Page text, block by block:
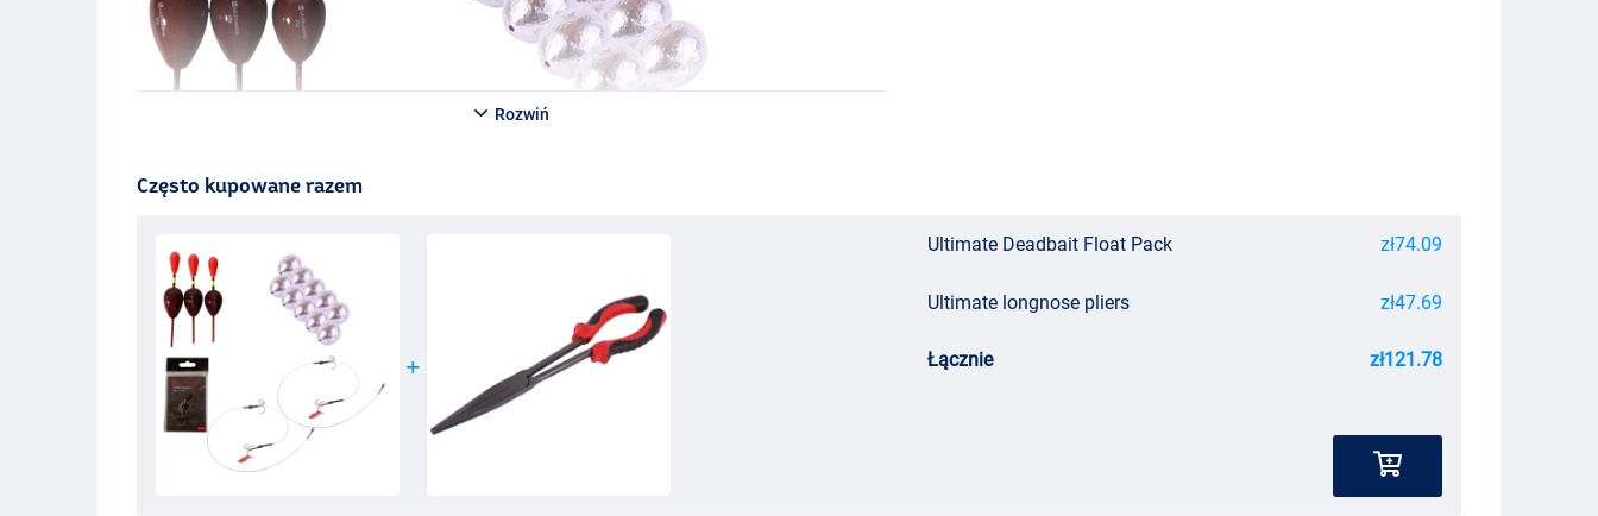
Rozwiń
Często kupowane razem
Ultimate Deadbait Float Pack zł74.09
Ultimate longnose pliers zł47.69
Łącznie zł121.78